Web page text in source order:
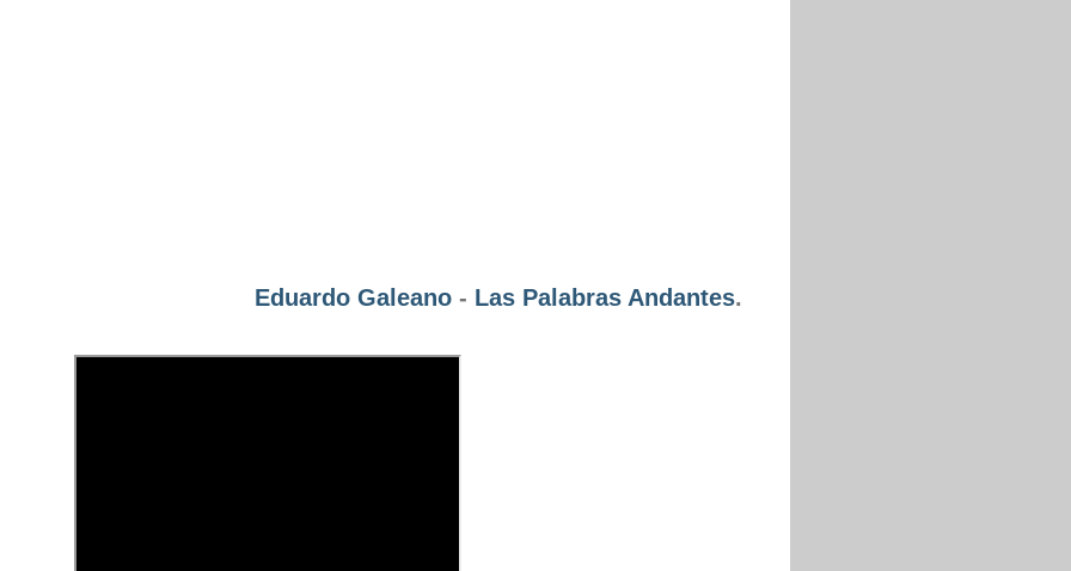
Eduardo Galeano - Las Palabras Andantes.